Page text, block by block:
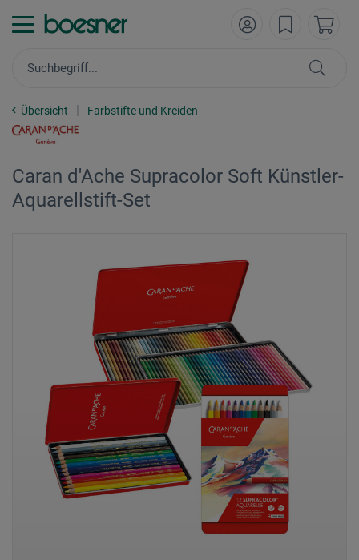
Übersicht Farbstifte und Kreiden
Caran d'Ache Supracolor Soft Künstler-
Aquarellstift-Set